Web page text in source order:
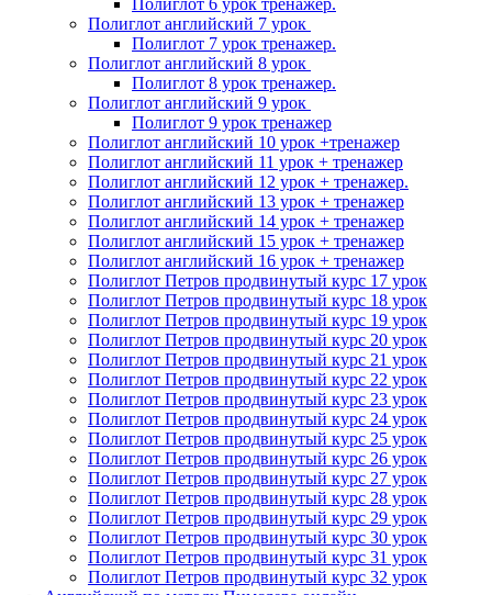
Полиглот 6 урок тренажер.
Полиглот английский 7 урок
Полиглот 7 урок тренажер.
Полиглот английский 8 урок
Полиглот 8 урок тренажер.
Полиглот английский 9 урок
Полиглот 9 урок тренажер
Полиглот английский 10 урок +тренажер
Полиглот английский 11 урок + тренажер
Полиглот английский 12 урок + тренажер.
Полиглот английский 13 урок + тренажер
Полиглот английский 14 урок + тренажер
Полиглот английский 15 урок + тренажер
Полиглот английский 16 урок + тренажер
Полиглот Петров продвинутый курс 17 урок
Полиглот Петров продвинутый курс 18 урок
Полиглот Петров продвинутый курс 19 урок
Полиглот Петров продвинутый курс 20 урок
Полиглот Петров продвинутый курс 21 урок
Полиглот Петров продвинутый курс 22 урок
Полиглот Петров продвинутый курс 23 урок
Полиглот Петров продвинутый курс 24 урок
Полиглот Петров продвинутый курс 25 урок
Полиглот Петров продвинутый курс 26 урок
Полиглот Петров продвинутый курс 27 урок
Полиглот Петров продвинутый курс 28 урок
Полиглот Петров продвинутый курс 29 урок
Полиглот Петров продвинутый курс 30 урок
Полиглот Петров продвинутый курс 31 урок
Полиглот Петров продвинутый курс 32 урок